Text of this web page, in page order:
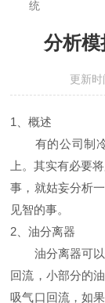
统
分析
更新
1、概述
有的公司制冷
上。其实有必要
事，就姑妄分析
见智的事。
2、油分离器
油分离器可以
回流，小部分的
吸气口回流，如